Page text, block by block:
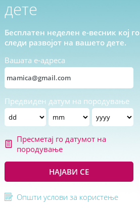
дете
Бесплатен неделен е-весник кој го
следи развојот на вашето дете.
Вашата е-адреса
Предвиден датум на породување
Пресметај го датумот на
породување
НАЈАВИ СЕ
Општи услови за користење